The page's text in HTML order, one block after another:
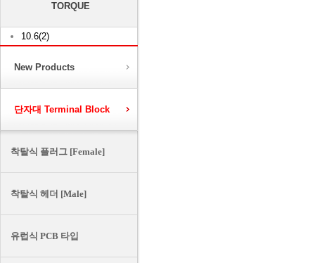
TORQUE
10.6(2)
New Products
단자대 Terminal Block
착탈식 플러그 [Female]
착탈식 헤더 [Male]
유럽식 PCB 타입